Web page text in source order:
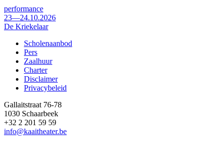
performance
23—24.10.2026
De Kriekelaar
Footer
Scholenaanbod
Pers
Zaalhuur
Charter
Disclaimer
Privacybeleid
Gallaitstraat 76-78
1030 Schaarbeek
+32 2 201 59 59
info@kaaitheater.be